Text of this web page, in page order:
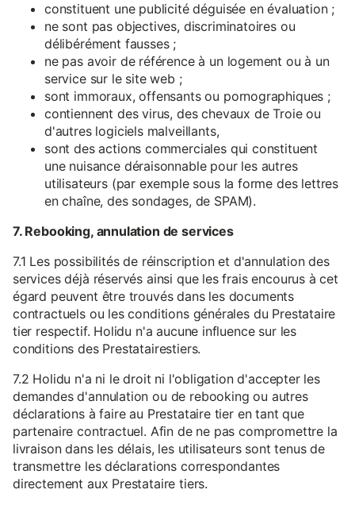
constituent une publicité déguisée en évaluation ;
ne sont pas objectives, discriminatoires ou
délibérément fausses ;
ne pas avoir de référence à un logement ou à un
service sur le site web ;
sont immoraux, offensants ou pornographiques ;
contiennent des virus, des chevaux de Troie ou
d'autres logiciels malveillants,
sont des actions commerciales qui constituent
une nuisance déraisonnable pour les autres
utilisateurs (par exemple sous la forme des lettres
en chaîne, des sondages, de SPAM).
7. Rebooking, annulation de services
7.1 Les possibilités de réinscription et d'annulation des
services déjà réservés ainsi que les frais encourus à cet
égard peuvent être trouvés dans les documents
contractuels ou les conditions générales du Prestataire
tier respectif. Holidu n'a aucune influence sur les
conditions des Prestatairestiers.
7.2 Holidu n'a ni le droit ni l'obligation d'accepter les
demandes d'annulation ou de rebooking ou autres
déclarations à faire au Prestataire tier en tant que
partenaire contractuel. Afin de ne pas compromettre la
livraison dans les délais, les utilisateurs sont tenus de
transmettre les déclarations correspondantes
directement aux Prestataire tiers.